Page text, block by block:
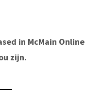
in McMain Online
zijn.